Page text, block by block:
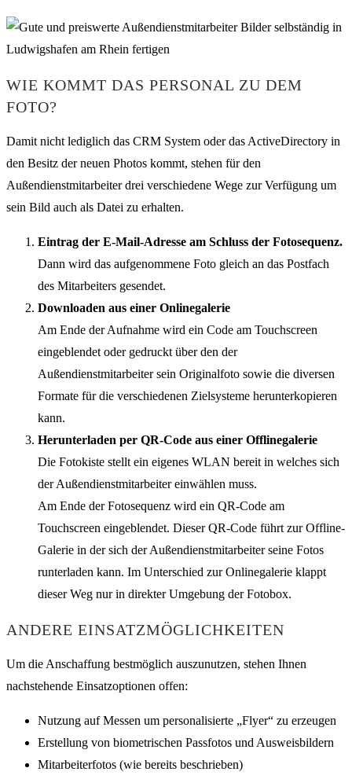
WIE KOMMT DAS PERSONAL ZU DEM
FOTO?
Damit nicht lediglich das CRM System oder das ActiveDirectory in
den Besitz der neuen Photos kommt, stehen für den
Außendienstmitarbeiter drei verschiedene Wege zur Verfügung um
sein Bild auch als Datei zu erhalten.
Eintrag der E-Mail-Adresse am Schluss der Fotosequenz.
Dann wird das aufgenommene Foto gleich an das Postfach
des Mitarbeiters gesendet.
Downloaden aus einer Onlinegalerie
Am Ende der Aufnahme wird ein Code am Touchscreen
eingeblendet oder gedruckt über den der
Außendienstmitarbeiter sein Originalfoto sowie die diversen
Formate für die verschiedenen Zielsysteme herunterkopieren
kann.
Herunterladen per QR-Code aus einer Offlinegalerie
Die Fotokiste stellt ein eigenes WLAN bereit in welches sich
der Außendienstmitarbeiter einwählen muss.
Am Ende der Fotosequenz wird ein QR-Code am
Touchscreen eingeblendet. Dieser QR-Code führt zur Offline-
Galerie in der sich der Außendienstmitarbeiter seine Fotos
runterladen kann. Im Unterschied zur Onlinegalerie klappt
dieser Weg nur in direkter Umgebung der Fotobox.
ANDERE EINSATZMÖGLICHKEITEN
Um die Anschaffung bestmöglich auszunutzen, stehen Ihnen
nachstehende Einsatzoptionen offen:
Nutzung auf Messen um personalisierte „Flyer“ zu erzeugen
Erstellung von biometrischen Passfotos und Ausweisbildern
Mitarbeiterfotos (wie bereits beschrieben)